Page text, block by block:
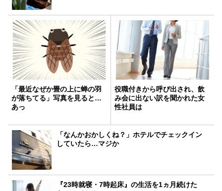
「最近なぜか畳の上に蝉の羽
が落ちてる」写真を見ると…
あっ
役職付きから呼び出され、飲
み会に出ない訳を聞かれた女
性社員は
「なんかおかしくね？」ホテルでチェックイン
していたら…マジか
『23時就寝・7時起床』の生活を1ヵ月続けた